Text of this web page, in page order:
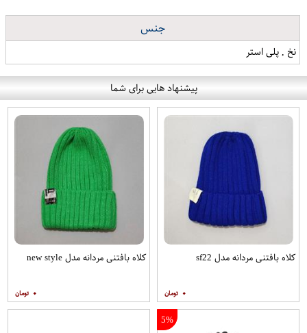
جنس
نخ , پلی استر
پیشنهاد هایی برای شما
کلاه بافتنی مردانه مدل sf22
۰
کلاه بافتنی مردانه مدل new style
۰
5%